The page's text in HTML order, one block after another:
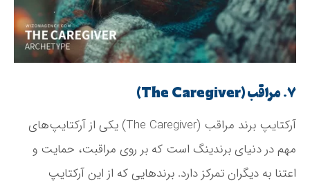
۷. مراقب (The Caregiver)
آرکتایپ برند مراقب (The Caregiver) یکی از آرکتایپ‌های
مهم در دنیای برندینگ است که بر روی مراقبت، حمایت و
اعتنا به دیگران تمرکز دارد. برندهایی که از این آرکتایپ